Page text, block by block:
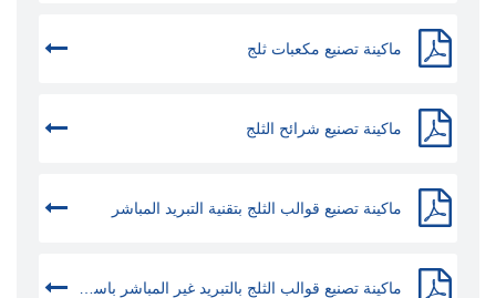
ماكينة تصنيع مكعبات ثلج
ماكينة تصنيع شرائح الثلج
ماكينة تصنيع قوالب الثلج بتقنية التبريد المباشر
ماكينة تصنيع قوالب الثلج بالتبريد غير المباشر باستخدام محلول الماء المالح